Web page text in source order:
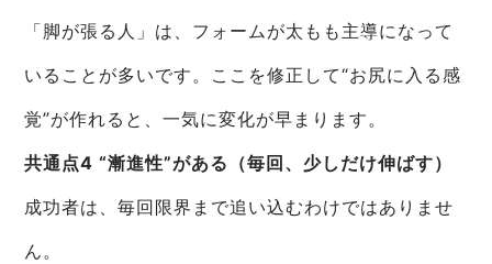
「脚が張る人」は、フォームが太もも主導になって
いることが多いです。ここを修正して“お尻に入る感
覚”が作れると、一気に変化が早まります。
共通点4 “漸進性”がある（毎回、少しだけ伸ばす）
成功者は、毎回限界まで追い込むわけではありませ
ん。